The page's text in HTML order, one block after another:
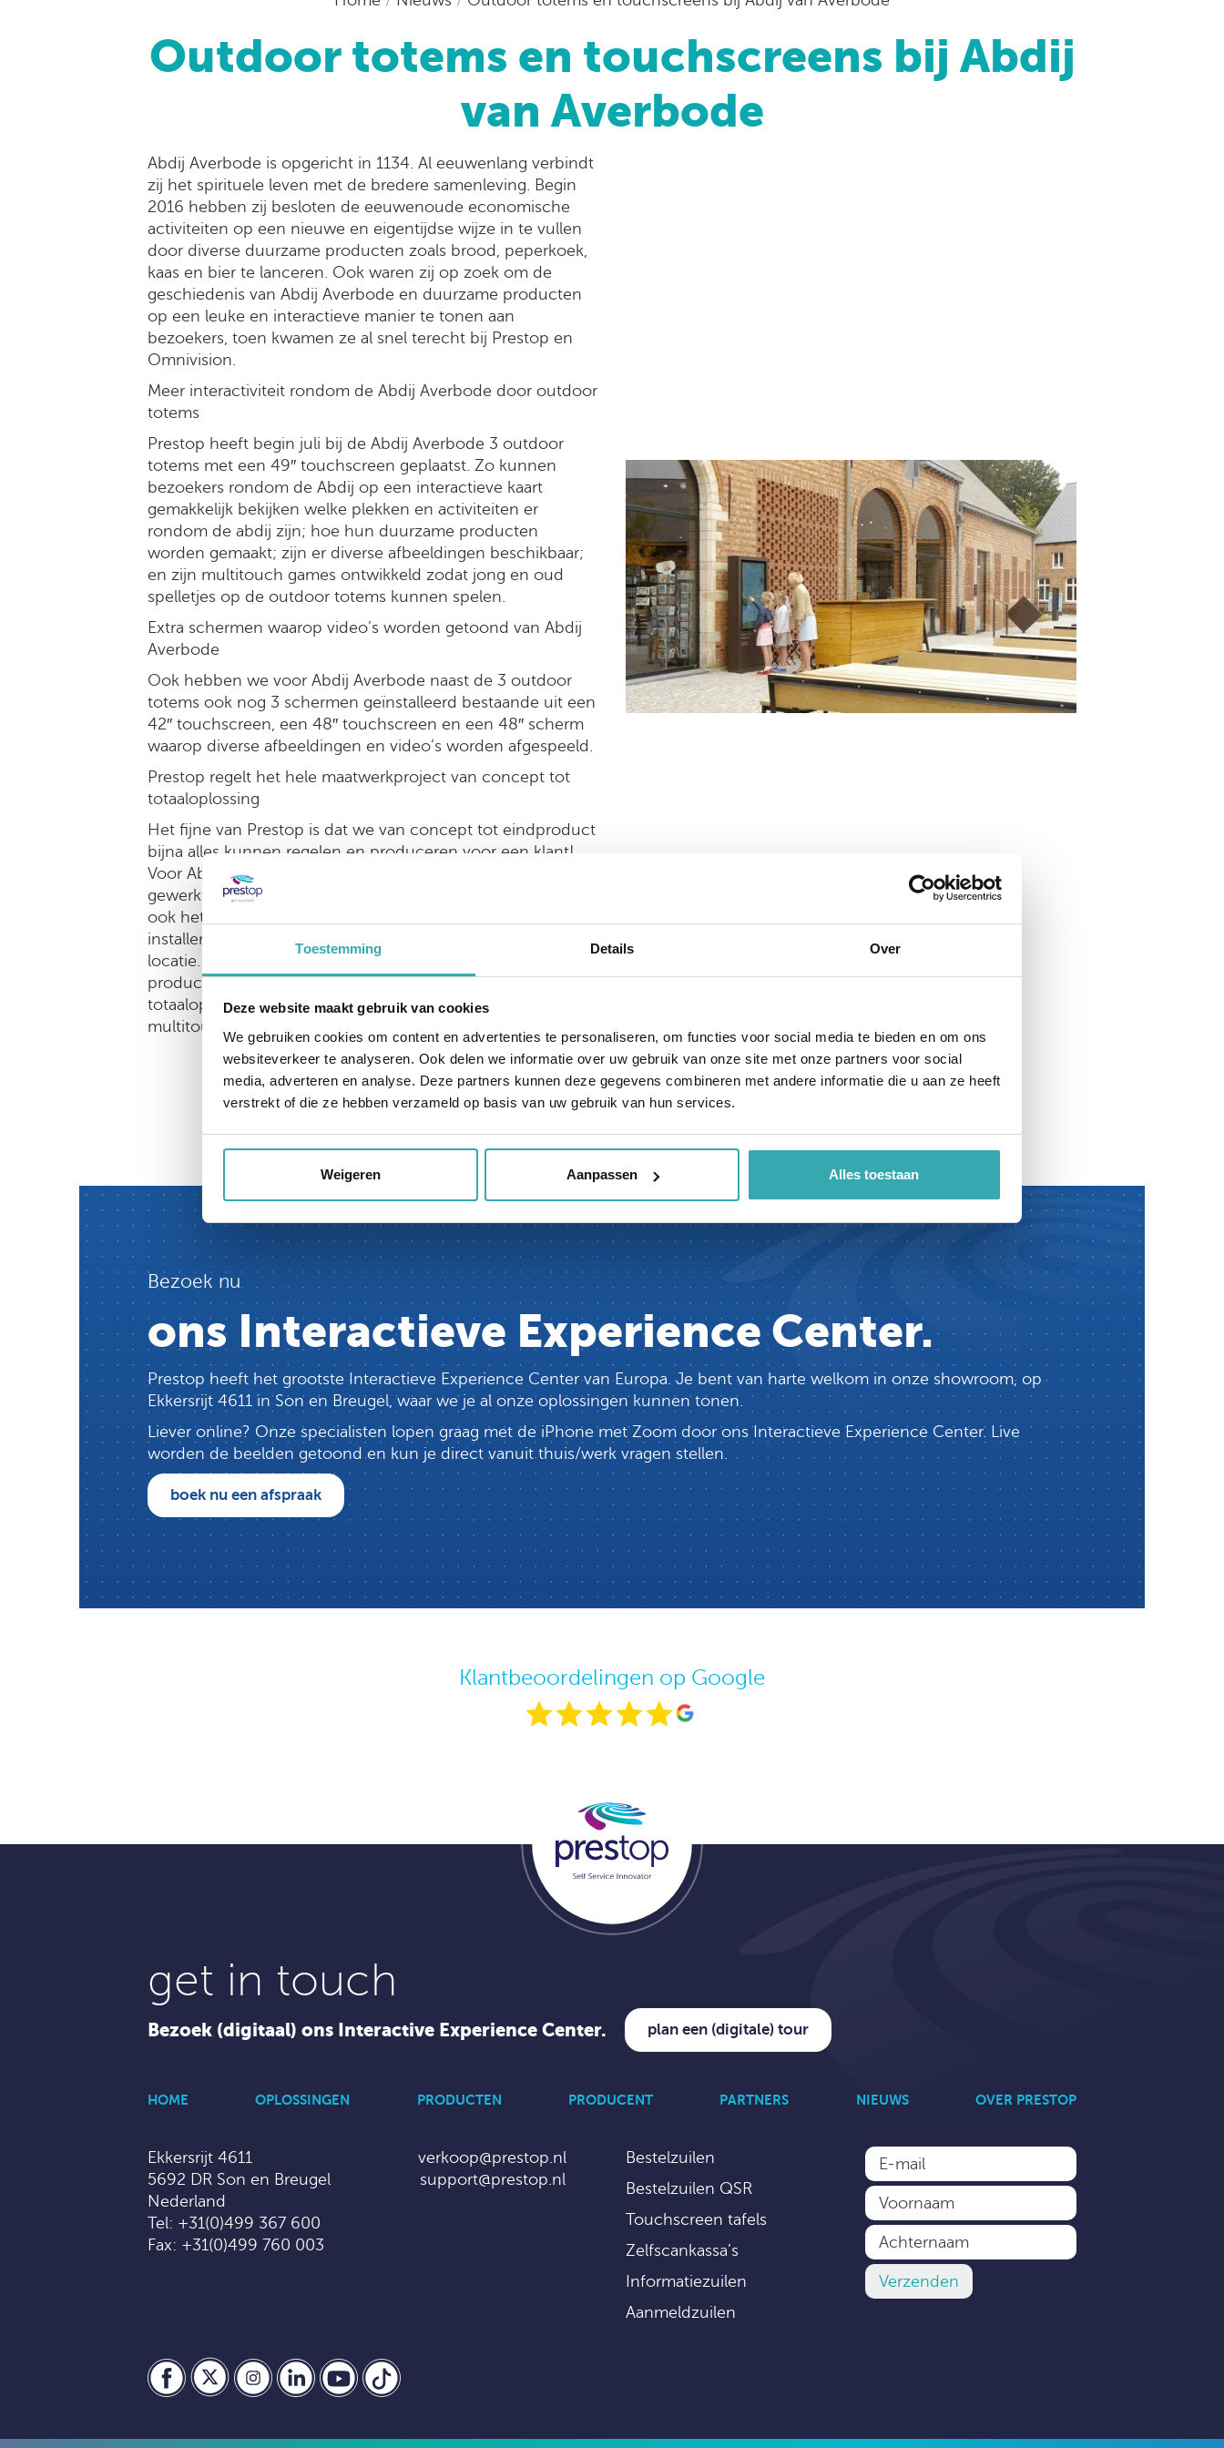
Toestemming Details Over
Deze website maakt gebruik van cookies
We gebruiken cookies om content en advertenties te personaliseren, om functies voor social media te bieden en om ons
websiteverkeer te analyseren. Ook delen we informatie over uw gebruik van onze site met onze partners voor social
media, adverteren en analyse. Deze partners kunnen deze gegevens combineren met andere informatie die u aan ze heeft
verstrekt of die ze hebben verzameld op basis van uw gebruik van hun services.
Weigeren Aanpassen Alles toestaan
Outdoor totems en touchscreens bij Abdij
van Averbode
Abdij Averbode is opgericht in 1134. Al eeuwenlang verbindt
zij het spirituele leven met de bredere samenleving. Begin
2016 hebben zij besloten de eeuwenoude economische
activiteiten op een nieuwe en eigentijdse wijze in te vullen
door diverse duurzame producten zoals brood, peperkoek,
kaas en bier te lanceren. Ook waren zij op zoek om de
geschiedenis van Abdij Averbode en duurzame producten
op een leuke en interactieve manier te tonen aan
bezoekers, toen kwamen ze al snel terecht bij Prestop en
Omnivision.
Meer interactiviteit rondom de Abdij Averbode door outdoor
totems
Prestop heeft begin juli bij de Abdij Averbode 3 outdoor
totems met een 49″ touchscreen geplaatst. Zo kunnen
bezoekers rondom de Abdij op een interactieve kaart
gemakkelijk bekijken welke plekken en activiteiten er
rondom de abdij zijn; hoe hun duurzame producten
worden gemaakt; zijn er diverse afbeeldingen beschikbaar;
en zijn multitouch games ontwikkeld zodat jong en oud
spelletjes op de outdoor totems kunnen spelen.
Extra schermen waarop video’s worden getoond van Abdij
Averbode
Ook hebben we voor Abdij Averbode naast de 3 outdoor
totems ook nog 3 schermen geïnstalleerd bestaande uit een
42″ touchscreen, een 48″ touchscreen en een 48″ scherm
waarop diverse afbeeldingen en video’s worden afgespeeld.
Prestop regelt het hele maatwerkproject van concept tot
totaaloplossing
Het fijne van Prestop is dat we van concept tot eindproduct
bijna alles kunnen regelen en produceren voor een klant!
Voor Abdij Averbode hebben we vanuit de conceptfase
gewerkt aan een mooie interactieve oplossing, hierbij hoort
ook het produceren van de outdoor totems en het
installeren van alle outdoor totems en touchscreens op
locatie. Met Omnitapps multitouch software kunnen we
producten compleet maken, waardoor het een
totaaloplossing is (concept + productie + installatie +
multitouch software).
Bezoek nu
ons Interactieve Experience Center.
Prestop heeft het grootste Interactieve Experience Center van Europa. Je bent van harte welkom in onze showroom, op
Ekkersrijt 4611 in Son en Breugel, waar we je al onze oplossingen kunnen tonen.
Liever online? Onze specialisten lopen graag met de iPhone met Zoom door ons Interactieve Experience Center. Live
worden de beelden getoond en kun je direct vanuit thuis/werk vragen stellen.
boek nu een afspraak
Klantbeoordelingen op Google
get in touch
Bezoek (digitaal) ons Interactive Experience Center. plan een (digitale) tour
HOME OPLOSSINGEN PRODUCTEN PRODUCENT PARTNERS NIEUWS OVER PRESTOP
Ekkersrijt 4611
5692 DR Son en Breugel
Nederland
Tel: +31(0)499 367 600
Fax: +31(0)499 760 003
verkoop@prestop.nl
support@prestop.nl
Bestelzuilen
Bestelzuilen QSR
Touchscreen tafels
Zelfscankassa’s
Informatiezuilen
Aanmeldzuilen